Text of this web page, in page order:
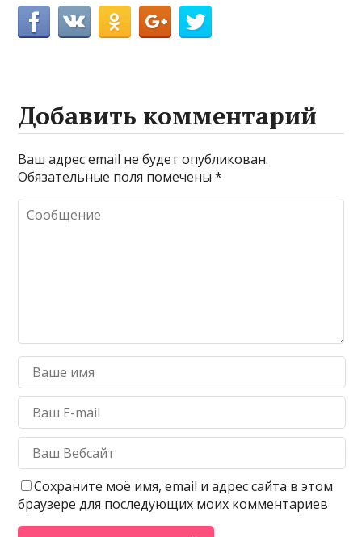
Добавить комментарий
Ваш адрес email не будет опубликован.
Обязательные поля помечены*
Сохраните моё имя, email и адрес сайта в этом
браузере для последующих моих комментариев